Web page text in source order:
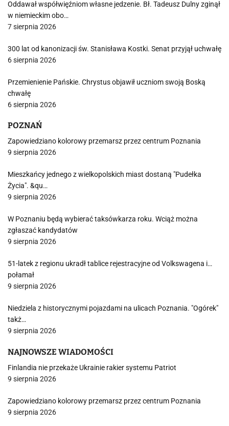
Oddawał współwięźniom własne jedzenie. Bł. Tadeusz Dulny zginął
w niemieckim obo…
7 sierpnia 2026
300 lat od kanonizacji św. Stanisława Kostki. Senat przyjął uchwałę
6 sierpnia 2026
Przemienienie Pańskie. Chrystus objawił uczniom swoją Boską
chwałę
6 sierpnia 2026
POZNAŃ
Zapowiedziano kolorowy przemarsz przez centrum Poznania
9 sierpnia 2026
Mieszkańcy jednego z wielkopolskich miast dostaną "Pudełka
Życia". &qu…
9 sierpnia 2026
W Poznaniu będą wybierać taksówkarza roku. Wciąż można
zgłaszać kandydatów
9 sierpnia 2026
51-latek z regionu ukradł tablice rejestracyjne od Volkswagena i…
połamał
9 sierpnia 2026
Niedziela z historycznymi pojazdami na ulicach Poznania. "Ogórek"
takż…
9 sierpnia 2026
NAJNOWSZE WIADOMOŚCI
Finlandia nie przekaże Ukrainie rakier systemu Patriot
9 sierpnia 2026
Zapowiedziano kolorowy przemarsz przez centrum Poznania
9 sierpnia 2026